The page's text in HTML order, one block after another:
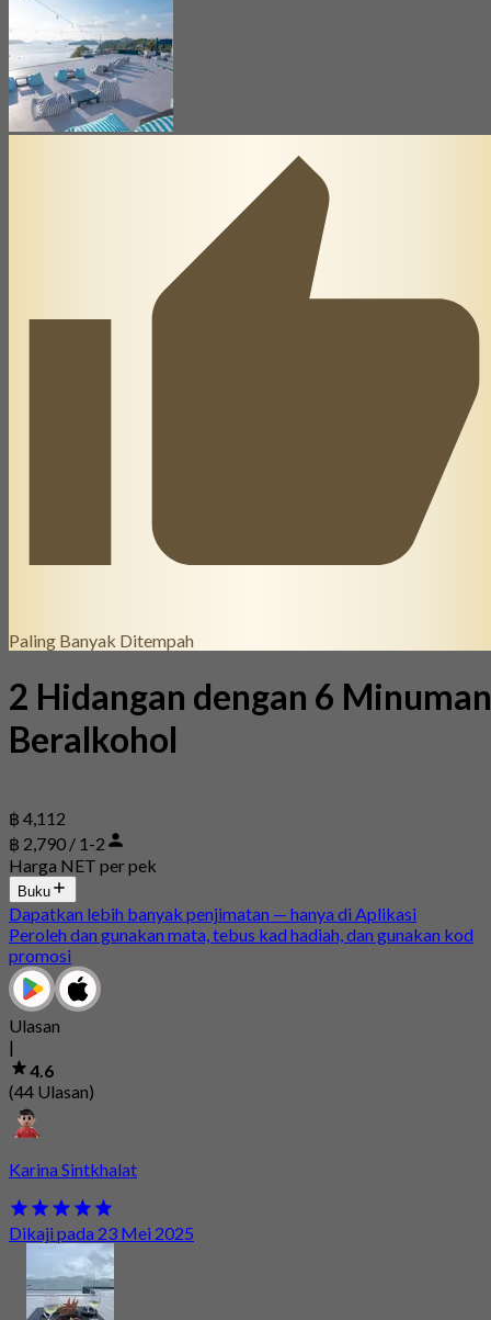
Paling Banyak Ditempah
2 Hidangan dengan 6 Minuman
Beralkohol
฿ 4,112
฿ 2,790 / 1-2
Harga NET per pek
Buku
Dapatkan lebih banyak penjimatan — hanya di Aplikasi
Peroleh dan gunakan mata, tebus kad hadiah, dan gunakan kod
promosi
Ulasan
|
4.6
(44 Ulasan)
Karina Sintkhalat
Dikaji pada 23 Mei 2025